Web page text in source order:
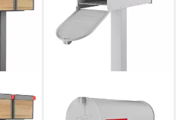
Standbriefkasten
Standbriefkasten US Mailbox